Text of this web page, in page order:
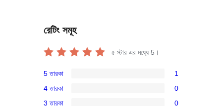
রেটিং সমূহ
৫ স্টার এর মধ্যে 5 ।
5-
5 তারকা 1
4 তারকা 0
3 তারকা 0